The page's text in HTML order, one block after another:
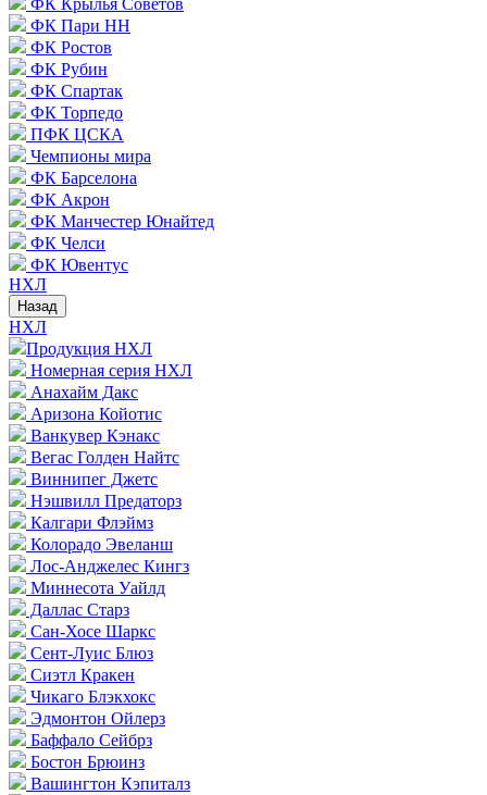
ФК Крылья Советов
ФК Пари НН
ФК Ростов
ФК Рубин
ФК Спартак
ФК Торпедо
ПФК ЦСКА
Чемпионы мира
ФК Барселона
ФК Акрон
ФК Манчестер Юнайтед
ФК Челси
ФК Ювентус
НХЛ
Назад
НХЛ
Продукция НХЛ
Номерная серия НХЛ
Анахайм Дакс
Аризона Койотис
Ванкувер Кэнакс
Вегас Голден Найтс
Виннипег Джетс
Нэшвилл Предаторз
Калгари Флэймз
Колорадо Эвеланш
Лос-Анджелес Кингз
Миннесота Уайлд
Даллас Старз
Сан-Хосе Шаркс
Сент-Луис Блюз
Сиэтл Кракен
Чикаго Блэкхокс
Эдмонтон Ойлерз
Баффало Сейбрз
Бостон Брюинз
Вашингтон Кэпиталз